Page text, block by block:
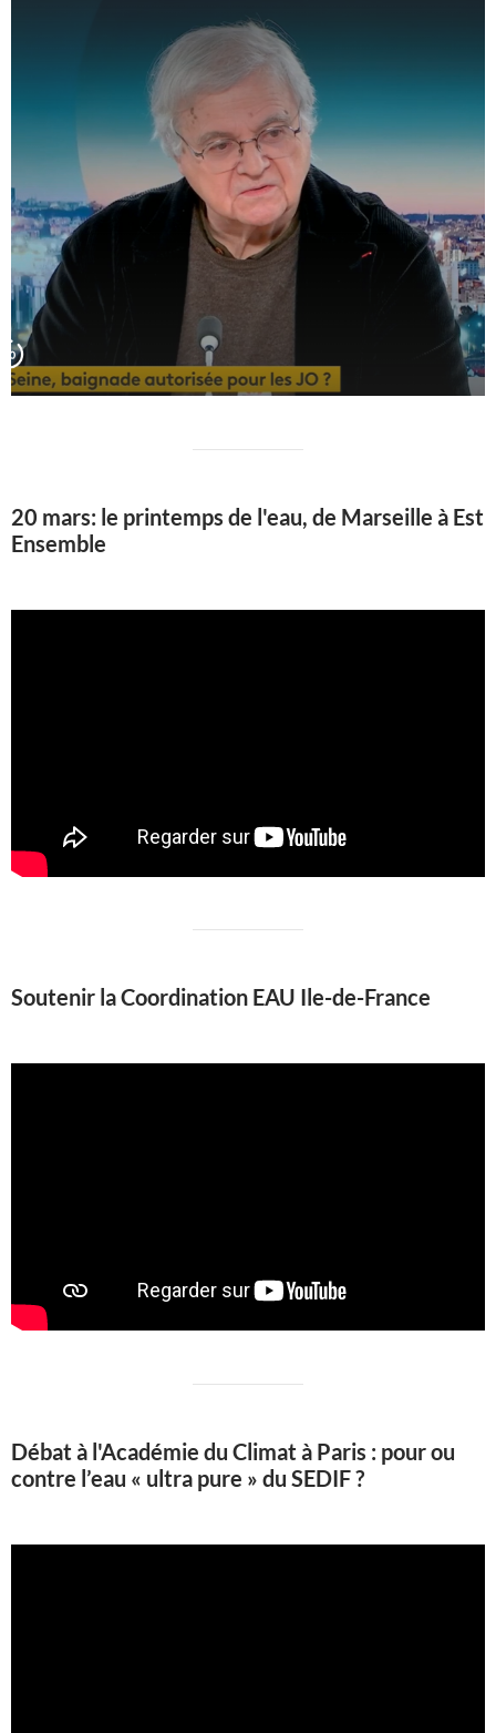
20 mars: le printemps de l'eau, de Marseille à Est
Ensemble
Soutenir la Coordination EAU Ile-de-France
Débat à l'Académie du Climat à Paris : pour ou
contre l’eau « ultra pure » du SEDIF ?